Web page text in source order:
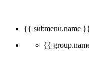
{{ submenu.name
{{